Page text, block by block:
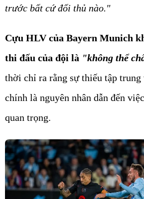
trước bất cứ đối thủ nào."
Cựu HLV của Bayern Munich
thi đấu của đội là "không thể
thời chỉ ra rằng sự thiếu tập trung
chính là nguyên nhân dẫn đến
quan trọng.